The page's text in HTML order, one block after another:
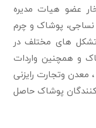
عضو هیات مدیره
پوشاک و چرم
است که تشکل های مختلف در
و همچنین واردات
وتجارت رایزنی
کنندگان پوشاک حاصل